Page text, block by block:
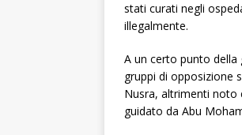
stati curati negli
illegalmente.
A un certo punto della
gruppi di opposizione
Nusra, altrimenti noto
guidato da Abu